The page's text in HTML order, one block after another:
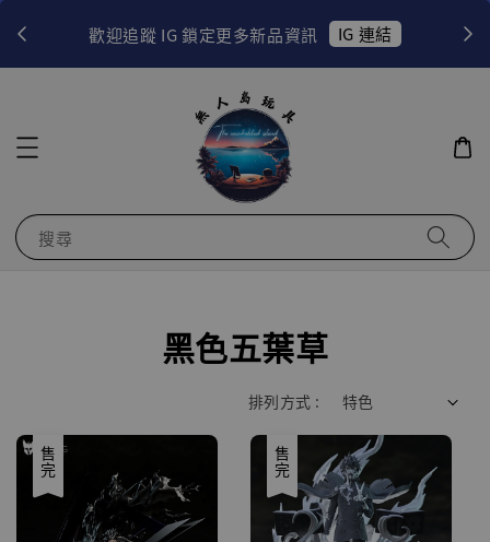
歡迎追蹤 IG 鎖定更多新品資訊 IG 連結
搜尋
黑色五葉草
排列方式 :
售完 售完